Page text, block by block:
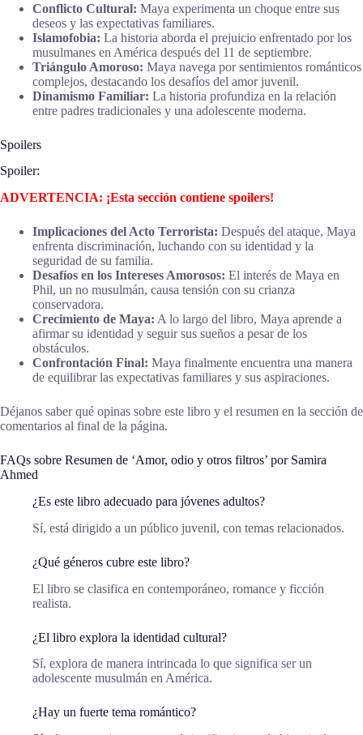
Conflicto Cultural: Maya experimenta un choque entre sus
deseos y las expectativas familiares.
Islamofobia: La historia aborda el prejuicio enfrentado por los
musulmanes en América después del 11 de septiembre.
Triángulo Amoroso: Maya navega por sentimientos románticos
complejos, destacando los desafíos del amor juvenil.
Dinamismo Familiar: La historia profundiza en la relación
entre padres tradicionales y una adolescente moderna.
Spoilers
Spoiler:
ADVERTENCIA: ¡Esta sección contiene spoilers!
Implicaciones del Acto Terrorista: Después del ataque, Maya
enfrenta discriminación, luchando con su identidad y la
seguridad de su familia.
Desafíos en los Intereses Amorosos: El interés de Maya en
Phil, un no musulmán, causa tensión con su crianza
conservadora.
Crecimiento de Maya: A lo largo del libro, Maya aprende a
afirmar su identidad y seguir sus sueños a pesar de los
obstáculos.
Confrontación Final: Maya finalmente encuentra una manera
de equilibrar las expectativas familiares y sus aspiraciones.
Déjanos saber qué opinas sobre este libro y el resumen en la sección de
comentarios al final de la página.
FAQs sobre Resumen de ‘Amor, odio y otros filtros’ por Samira
Ahmed
¿Es este libro adecuado para jóvenes adultos?
Sí, está dirigido a un público juvenil, con temas relacionados.
¿Qué géneros cubre este libro?
El libro se clasifica en contemporáneo, romance y ficción
realista.
¿El libro explora la identidad cultural?
Sí, explora de manera intrincada lo que significa ser un
adolescente musulmán en América.
¿Hay un fuerte tema romántico?